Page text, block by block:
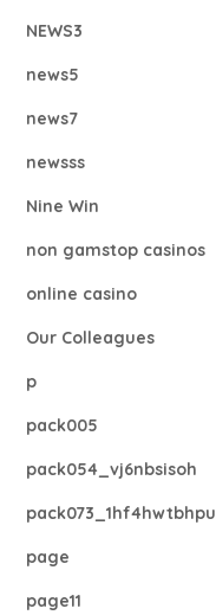
NEWS3
news5
news7
newsss
Nine Win
non gamstop casinos
online casino
Our Colleagues
p
pack005
pack054_vj6nbsisoh
pack073_1hf4hwtbhpu
page
page11